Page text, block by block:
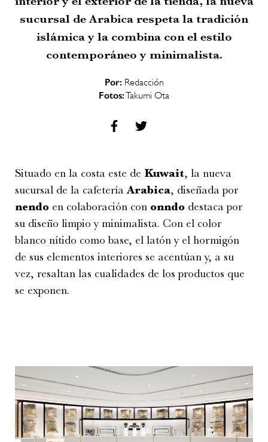
sucursal de Arabica respeta la tradición
islámica y la combina con el estilo
contemporáneo y minimalista.
Por: Redacción
Fotos:Takumi Ota
Situado en la costa este de Kuwait, la nueva
sucursal de la cafetería Arabica, diseñada por
nendo en colaboración con onndo destaca por
su diseño limpio y minimalista. Con el color
blanco nítido como base, el latón y el hormigón
de sus elementos interiores se acentúan y, a su
vez, resaltan las cualidades de los productos que
se exponen.